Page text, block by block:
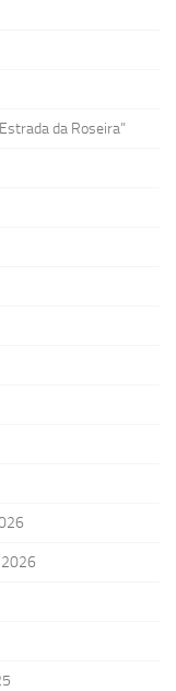
da Roseira”